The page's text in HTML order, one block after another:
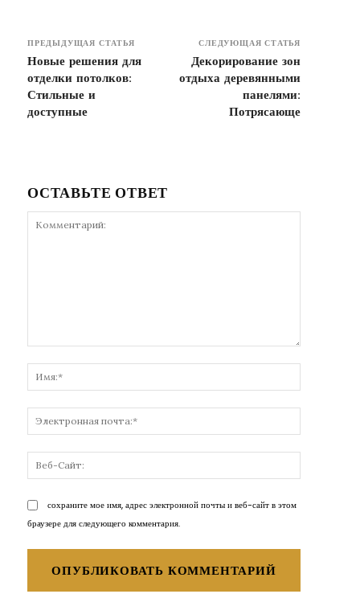
ПРЕДЫДУЩАЯ СТАТЬЯ
Новые решения для
отделки потолков:
Стильные и
доступные
СЛЕДУЮЩАЯ СТАТЬЯ
Декорирование зон
отдыха деревянными
панелями:
Потрясающе
ОСТАВЬТЕ ОТВЕТ
почта:*
Сайт:
сохраните мое имя, адрес электронной почты и веб-сайт в этом
браузере для следующего комментария.